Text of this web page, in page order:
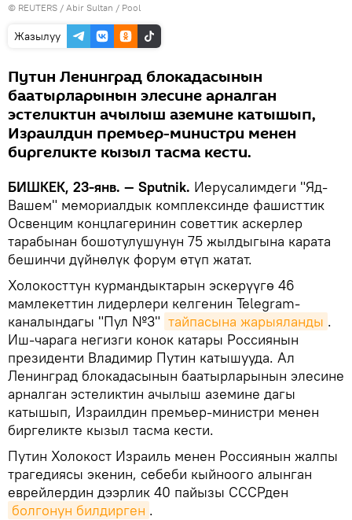
© REUTERS / Abir Sultan / Pool
Жазылуу
Путин Ленинград блокадасынын
баатырларынын элесине арналган
эстеликтин ачылыш аземине катышып,
Израилдин премьер-министри менен
биргеликте кызыл тасма кести.
БИШКЕК, 23-янв. — Sputnik. Иерусалимдеги "Яд-
Вашем" мемориалдык комплексинде фашисттик
Освенцим концлагеринин советтик аскерлер
тарабынан бошотулушунун 75 жылдыгына карата
бешинчи дүйнөлүк форум өтүп жатат.
Холокосттун курмандыктарын эскерүүгө 46
мамлекеттин лидерлери келгенин Telegram-
каналындагы "Пул №3" тайпасына жарыяланды .
Иш-чарага негизги конок катары Россиянын
президенти Владимир Путин катышууда. Ал
Ленинград блокадасынын баатырларынын элесине
арналган эстеликтин ачылыш аземине дагы
катышып, Израилдин премьер-министри менен
биргеликте кызыл тасма кести.
Путин Холокост Израиль менен Россиянын жалпы
трагедиясы экенин, себеби кыйноого алынган
еврейлердин дээрлик 40 пайызы СССРден
болгонун билдирген .